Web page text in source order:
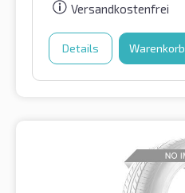
Versandkostenfrei
Details Warenkorb